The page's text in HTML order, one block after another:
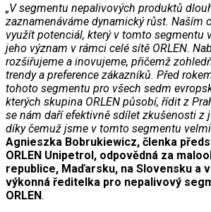
„V segmentu nepalivových produktů
zaznamenáváme dynamický růst. Naším
využít potenciál, který v tomto segmentu
jeho význam v rámci celé sítě ORLEN.
rozšiřujeme a inovujeme, přičemž
trendy a preference zákazníků. Před
tohoto segmentu pro všech sedm
kterých skupina ORLEN působí, řídit z
se nám daří efektivně sdílet zkušenosti z
díky čemuž jsme v tomto segmentu
Agnieszka Bobrukiewicz, členka
ORLEN Unipetrol, odpovědná za
republice, Maďarsku, na Slovensku a
výkonná ředitelka pro nepalivový
ORLEN.